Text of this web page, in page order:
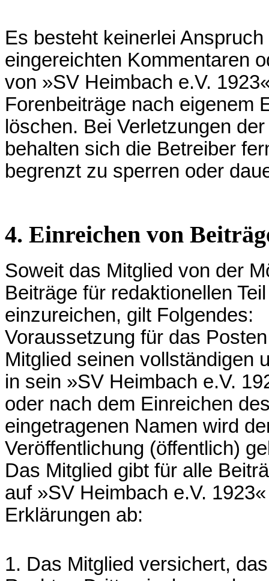
Es besteht keinerlei
eingereichten Kommentaren
von »SV Heimbach e.V.
Forenbeiträge nach eigenem
löschen. Bei Verletzungen
behalten sich die Betreiber
begrenzt zu sperren oder
4. Einreichen von
Soweit das Mitglied von der
Beiträge für redaktionellen
einzureichen, gilt Folgendes:
Voraussetzung für das
Mitglied seinen vollständigen
in sein »SV Heimbach e.V.
oder nach dem Einreichen
eingetragenen Namen wird
Veröffentlichung (öffentlich)
Das Mitglied gibt für alle
auf »SV Heimbach e.V.
Erklärungen ab:
1. Das Mitglied versichert,